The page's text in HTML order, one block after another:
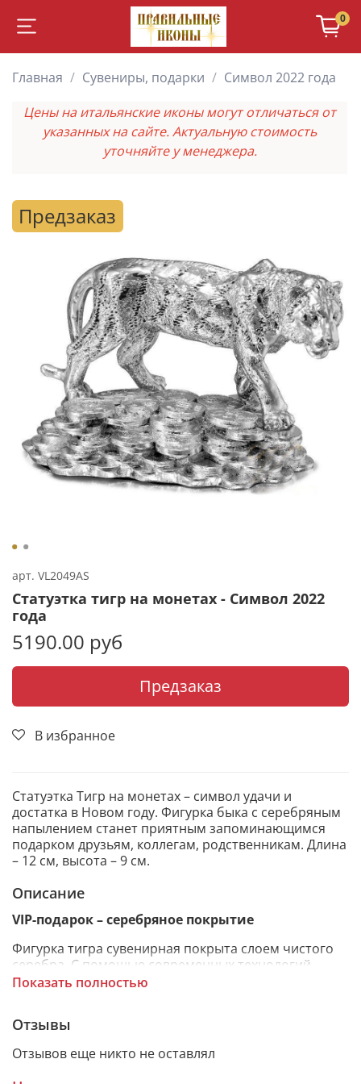
0
Главная Сувениры, подарки
Символ 2022 года
Цены на итальянские иконы могут отличаться от
указанных на сайте. Актуальную стоимость
уточняйте у менеджера.
Предзаказ
арт. VL2049AS
Статуэтка тигр на монетах - Символ 2022
года
5190.00 руб
Предзаказ
В избранное
Статуэтка Тигр на монетах – символ удачи и
достатка в Новом году. Фигурка быка с серебряным
напылением станет приятным запоминающимся
подарком друзьям, коллегам, родственникам. Длина
– 12 см, высота – 9 см.
Описание
VIP-подарок – серебряное покрытие
Фигурка тигра сувенирная покрыта слоем чистого
серебра. С помощью современных технологий
изделию придается особая рельефность и
которой состоит из алюминия, а верхний - из
серебра.
Показать полностью
Отзывы
Отзывов еще никто не оставлял